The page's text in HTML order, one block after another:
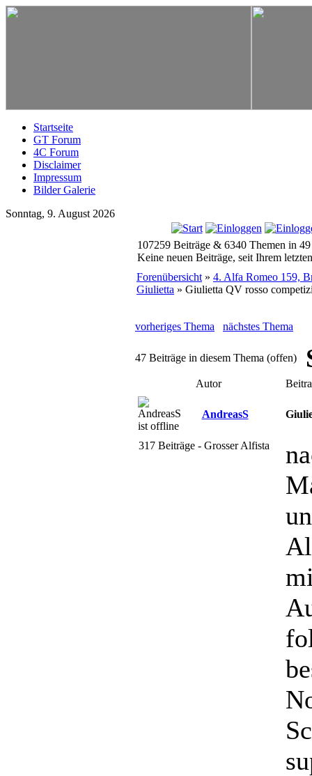
Startseite
GT Forum
4C Forum
Disclaimer
Impressum
Bilder Galerie
Sonntag, 9. August 2026
107259 Beiträge & 6340 Themen in
Keine neuen Beiträge, seit Ihrem
Forenübersicht » 4. Alfa Romeo 159,
Giulietta » Giulietta QV rosso
vorheriges Thema nächstes Thema
47 Beiträge in diesem Thema (offen)
Autor
AndreasS
317 Beiträge - Grosser Alfista